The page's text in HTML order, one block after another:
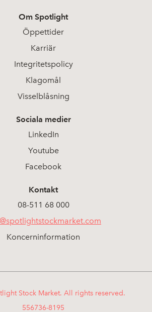
Om Spotlight
Öppettider
Karriär
Integritetspolicy
Klagomål
Visselblåsning
Sociala medier
LinkedIn
Youtube
Facebook
Kontakt
08-511 68 000
Koncerninformation
Stock Market. All rights reserved.
556736-8195